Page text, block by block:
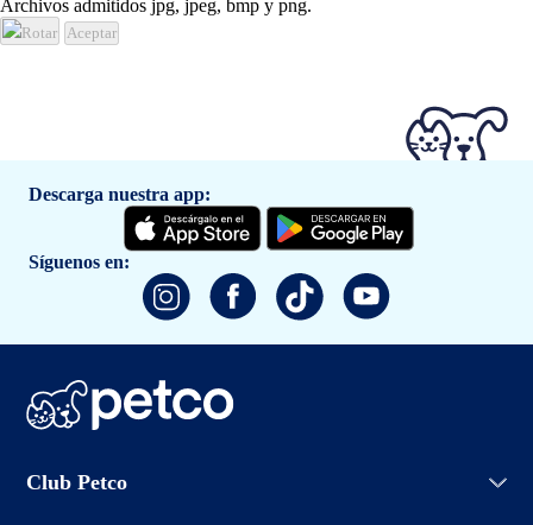
Archivos admitidos jpg, jpeg, bmp y png.
Rotar Aceptar
Descarga nuestra app:
Síguenos en:
Club Petco
Iniciar sesión